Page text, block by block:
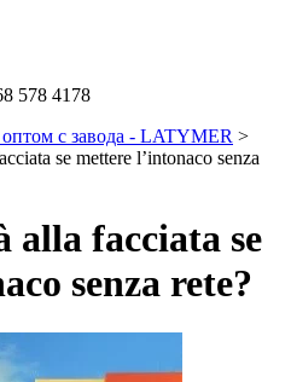
578 4178
с завода - LATYMER >
se mettere l’intonaco senza
alla facciata se
senza rete?